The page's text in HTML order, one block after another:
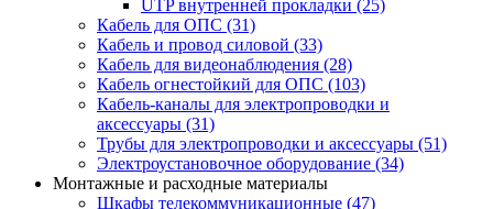
UTP внутренней прокладки (25)
Кабель для ОПС (31)
Кабель и провод силовой (33)
Кабель для видеонаблюдения (28)
Кабель огнестойкий для ОПС (103)
Кабель-каналы для электропроводки и
аксессуары (31)
Трубы для электропроводки и аксессуары (51)
Электроустановочное оборудование (34)
Монтажные и расходные материалы
Шкафы телекоммуникационные (47)